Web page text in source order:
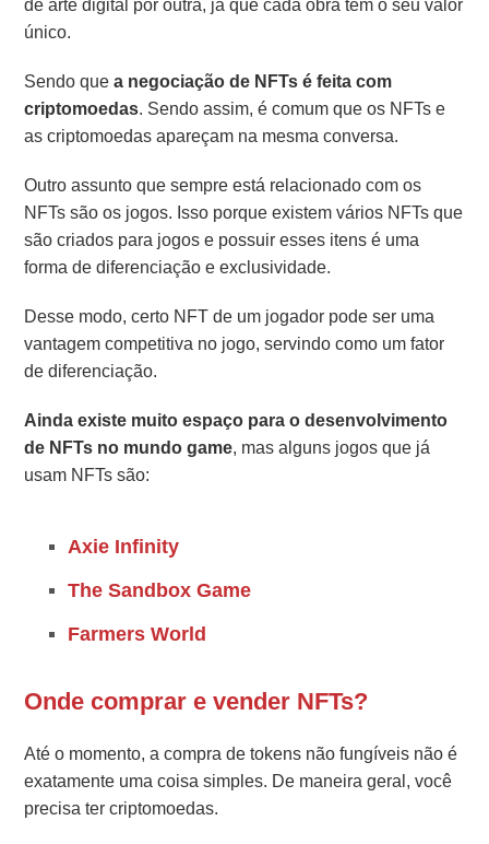
único.
Sendo quea negociação de NFTs é feita com
criptomoedas. Sendo assim, é comum que os NFTs e
as criptomoedas apareçam na mesma conversa.
Outro assunto que sempre está relacionado com os
NFTs são os jogos. Isso porque existem vários NFTs que
são criados para jogos e possuir esses itens é uma
forma de diferenciação e exclusividade.
Desse modo, certo NFT de um jogador pode ser uma
vantagem competitiva no jogo, servindo como um fator
de diferenciação.
Ainda existe muito espaço para o desenvolvimento
de NFTs no mundo game, mas alguns jogos que já
usam NFTs são:
Axie Infinity
The Sandbox Game
Farmers World
Onde comprar e vender NFTs?
Até o momento, a compra de tokens não fungíveis não é
exatamente uma coisa simples. De maneira geral, você
precisa ter criptomoedas.